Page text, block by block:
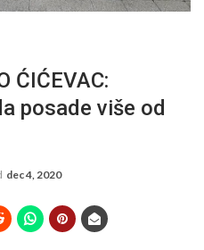
ĆIĆEVAC:
posade više od
dec 4, 2020